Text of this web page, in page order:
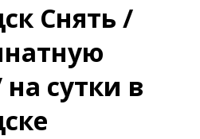
Снять /
сутки в